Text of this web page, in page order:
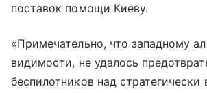
поставок помощи Киеву.
«Примечательно, что западному
видимости, не удалось
беспилотников над